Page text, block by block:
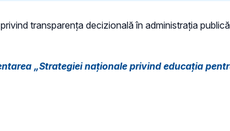
transparenţa decizională în administraţia
„Strategiei naționale privind educația